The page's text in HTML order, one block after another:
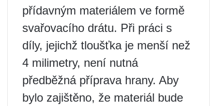
přídavným materiálem ve formě
svařovacího drátu. Při práci s
díly, jejichž tloušťka je menší než
4 milimetry, není nutná
předběžná příprava hrany. Aby
bylo zajištěno, že materiál bude